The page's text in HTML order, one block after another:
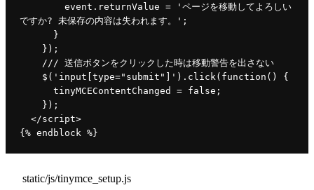
        event.
returnValue = ' ページを移動してよろしい
ですか? 未保存の内容は失われます。 ' ;
      }
    });
/// 送信ボタンをクリックした時は移動警告を出さない
$ ( ' input type="submit"]' ). click ( function () {
tinyMCEContentChanged = false ;
    });
  </
script>
{% endblock %}
static/js/tinymce_setup.js